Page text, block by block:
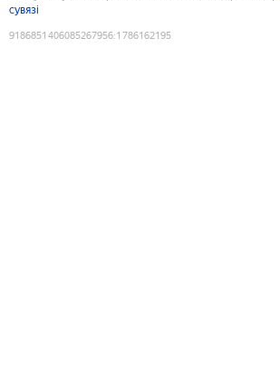
сувязі
9186851406085267956:1786162195